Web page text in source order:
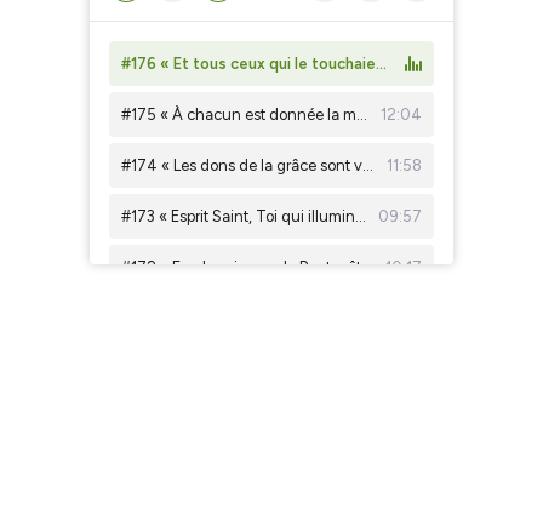
#176 « Et tous ceux qui le touchaient étaient sauvés ! »
#175 « À chacun est donnée la manifestation de l’Esprit en vue du bien ! » 12:04
#174 « Les dons de la grâce sont variés, mais c’est le même Esprit ! » 11:58
#173 « Esprit Saint, Toi qui illumines les yeux de notre cœur, viens en nous ! » 09:57
10:17